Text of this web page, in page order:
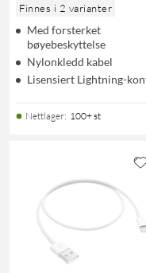
Finnes i 2 varianter
Med forsterket
bøyebeskyttelse
Nylonkledd kabel
Lisensiert Lightning-
Nettlager: 100+ st